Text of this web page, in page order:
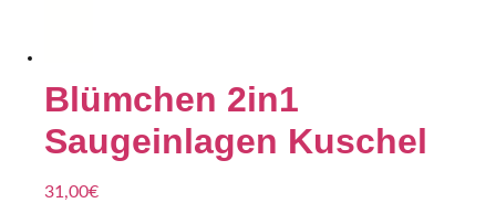
Blümchen 2in1
Saugeinlagen Kuschel
31,00€